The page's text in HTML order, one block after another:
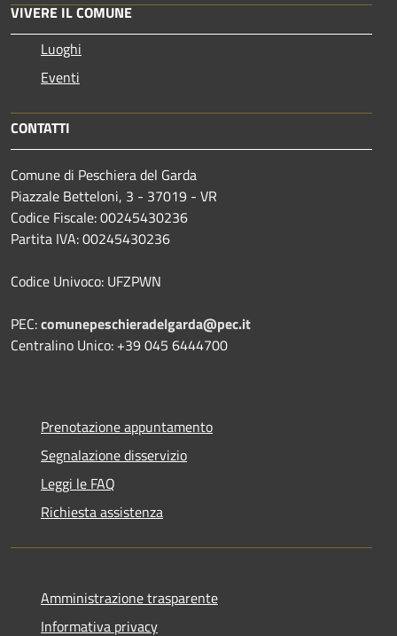
VIVERE IL COMUNE
Luoghi
Eventi
CONTATTI
Comune di Peschiera del Garda
Piazzale Betteloni, 3 - 37019 - VR
Codice Fiscale: 00245430236
Partita IVA: 00245430236
Codice Univoco: UFZPWN
PEC:comunepeschieradelgarda@pec.it
Centralino Unico: +39 045 6444700
Prenotazione appuntamento
Segnalazione disservizio
Leggi le FAQ
Richiesta assistenza
Amministrazione trasparente
Informativa privacy